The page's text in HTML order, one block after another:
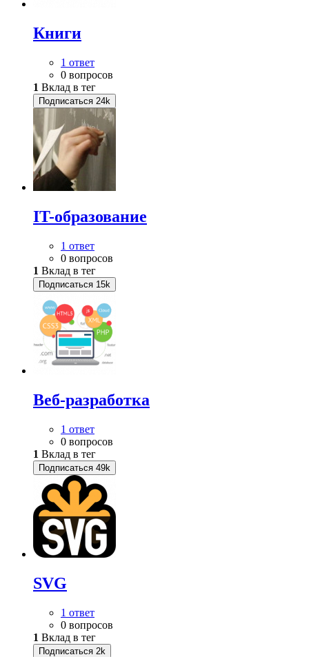
Книги
1 ответ
0 вопросов
1 Вклад в тег
Подписаться 24k
IT-образование
1 ответ
0 вопросов
1 Вклад в тег
Подписаться 15k
Веб-разработка
1 ответ
0 вопросов
1 Вклад в тег
Подписаться 49k
SVG
1 ответ
0 вопросов
1 Вклад в тег
Подписаться 2k